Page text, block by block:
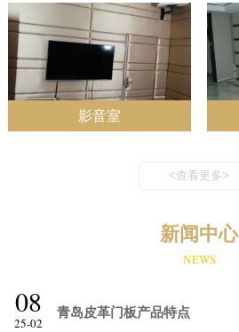
影音室
<查看更多>
新闻中心
NEWS
08
25-02
青岛皮革门板产品特点